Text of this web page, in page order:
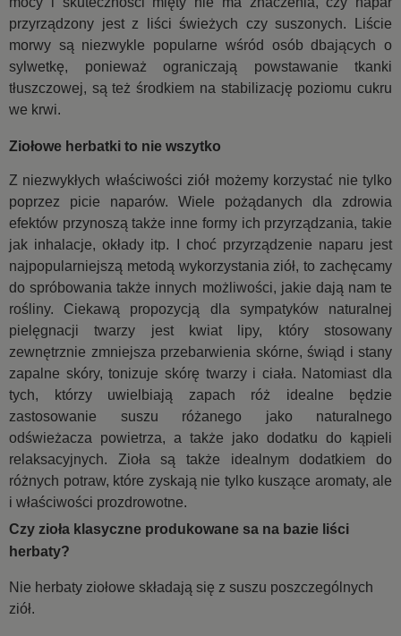
przyrządzony jest z liści świeżych czy suszonych. Liście
morwy są niezwykle popularne wśród osób dbających o
sylwetkę, ponieważ ograniczają powstawanie tkanki
tłuszczowej, są też środkiem na stabilizację poziomu cukru
we krwi.
Ziołowe herbatki to nie wszytko
Z niezwykłych właściwości ziół możemy korzystać nie tylko
poprzez picie naparów. Wiele pożądanych dla zdrowia
efektów przynoszą także inne formy ich przyrządzania, takie
jak inhalacje, okłady itp. I choć przyrządzenie naparu jest
najpopularniejszą metodą wykorzystania ziół, to zachęcamy
do spróbowania także innych możliwości, jakie dają nam te
rośliny. Ciekawą propozycją dla sympatyków naturalnej
pielęgnacji twarzy jest kwiat lipy, który stosowany
zewnętrznie zmniejsza przebarwienia skórne, świąd i stany
zapalne skóry, tonizuje skórę twarzy i ciała. Natomiast dla
tych, którzy uwielbiają zapach róż idealne będzie
zastosowanie suszu różanego jako naturalnego
odświeżacza powietrza, a także jako dodatku do kąpieli
relaksacyjnych. Zioła są także idealnym dodatkiem do
różnych potraw, które zyskają nie tylko kuszące aromaty, ale
i właściwości prozdrowotne.
Czy zioła klasyczne produkowane sa na bazie liści
herbaty?
Nie herbaty ziołowe składają się z suszu poszczególnych
ziół.